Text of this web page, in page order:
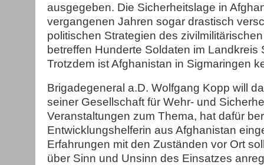
ausgegeben. Die Sicherheitslage in
vergangenen Jahren sogar drastisch
politischen Strategien des
betreffen Hunderte Soldaten im Landkreis
Trotzdem ist Afghanistan in Sigmaringen
Brigadegeneral a.D. Wolfgang Kopp will
seiner Gesellschaft für Wehr- und
Veranstaltungen zum Thema, hat dafür
Entwicklungshelferin aus Afghanistan
Erfahrungen mit den Zuständen vor Ort
über Sinn und Unsinn des Einsatzes